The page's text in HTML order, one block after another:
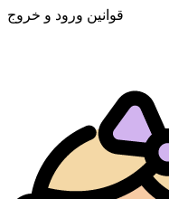
قوانین ورود و خروج